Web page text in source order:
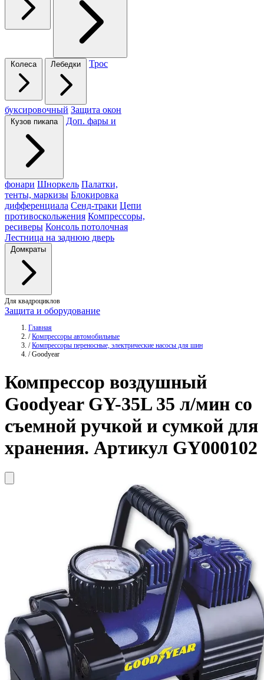
Колеса Лебедки Трос
буксировочный Защита окон
Кузов пикапа Доп. фары и
фонари Шноркель Палатки,
тенты, маркизы Блокировка
дифференциала Сенд-траки Цепи
противоскольжения Компрессоры,
ресиверы Консоль потолочная
Лестница на заднюю дверь
Домкраты
Для квадроциклов
Защита и оборудование
Главная
/ Компрессоры автомобильные
/ Компрессоры переносные, электрические насосы для шин
/ Goodyear
Компрессор воздушный
GoodyearGY-35L 35 л/мин со
съемной ручкой и сумкой для
хранения. Артикул GY000102